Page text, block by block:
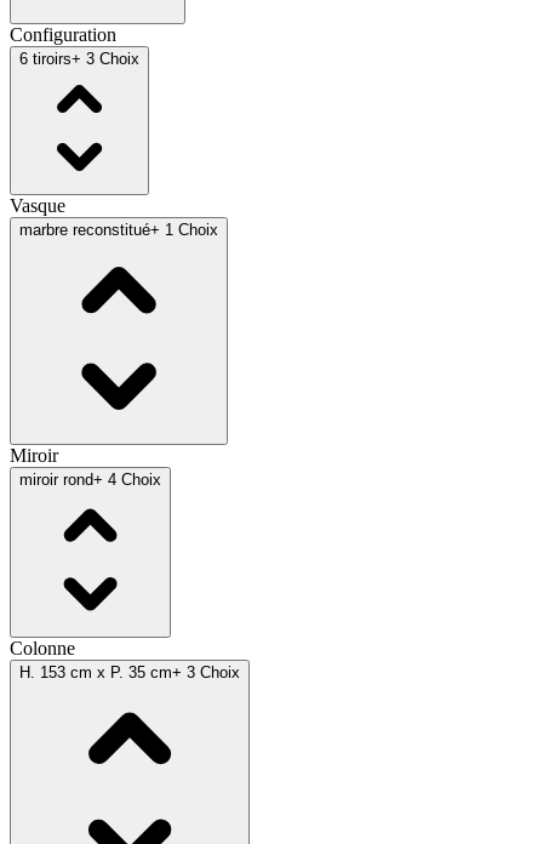
Configuration
6 tiroirs+ 3 Choix
Vasque
marbre reconstitué+ 1 Choix
Miroir
miroir rond+ 4 Choix
Colonne
H. 153 cm x P. 35 cm+ 3 Choix